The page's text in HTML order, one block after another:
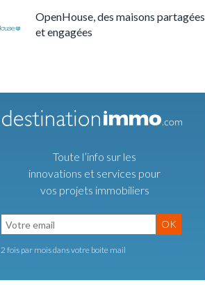
OpenHouse, des maisons partagées
et engagées
Toute l’info sur les
innovations et services pour
vos projets immobiliers
OK
2 fois par mois dans votre boite mail